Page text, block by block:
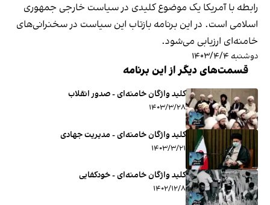
رابطه با آمریکا یک موضوع کلیدی در سیاست خارجی جمهوری
اسلامی‌ است. در این برنامه بازتاب این سیاست در سخنرانی‌های
خامنه‌ای ارزیابی می‌شود.
دوشنبه ۱۴۰۳/۴/۴
قسمت‌های دیگر از این برنامه
کلید واژگان خامنه‌ای - صدور انقلاب
۱۴۰۳/۳/۲۸
کلید واژگان خامنه‌ای - مدیریت جهادی
۱۴۰۳/۳/۲۱
کلید واژگان خامنه‌ای - خودکفایی
۱۴۰۲/۱۲/۸